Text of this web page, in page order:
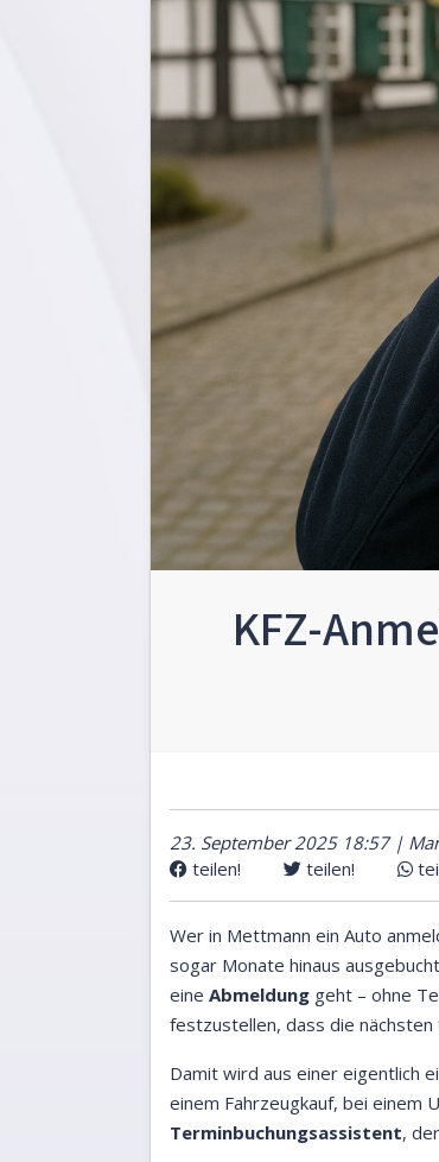
KFZ-
23. September 2025 18:57 |
teilen!
teilen!
Wer in Mettmann ein Auto
sogar Monate hinaus
eine Abmeldung geht – ohne
festzustellen, dass die
Damit wird aus einer eigentlich
einem Fahrzeugkauf, bei einem
Terminbuchungsassistent,